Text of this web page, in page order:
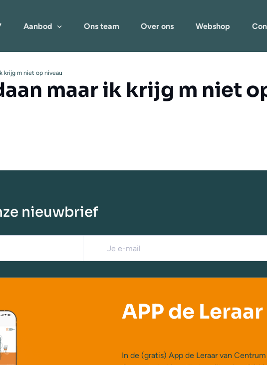
Aanbod Ons team Over ons Webshop
krijg m niet op niveau
maar ik krijg m niet
nieuwbrief
APP de Leraar
In de (gratis) App de Leraar van